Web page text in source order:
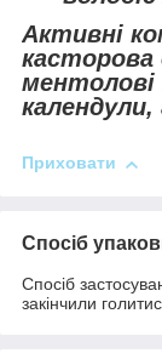
Активні
касторова
ментолові
календули,
Приховати
Спосіб
Спосіб
закінчили